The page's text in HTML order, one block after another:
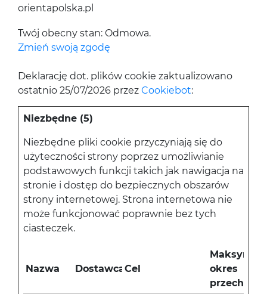
orientapolska.pl
Twój obecny stan: Odmowa.
Zmień swoją zgodę
Deklarację dot. plików cookie zaktualizowano
ostatnio 25/07/2026 przez Cookiebot:
Niezbędne (5)
Niezbędne pliki cookie przyczyniają się do
użyteczności strony poprzez umożliwianie
podstawowych funkcji takich jak nawigacja na
stronie i dostęp do bezpiecznych obszarów
strony internetowej. Strona internetowa nie
może funkcjonować poprawnie bez tych
ciasteczek.
Nazwa Dostawca Cel
okres